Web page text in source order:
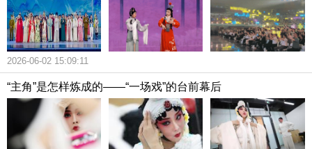
2026-06-02 15:09:11
“主角”是怎样炼成的——“一场戏”的台前幕后